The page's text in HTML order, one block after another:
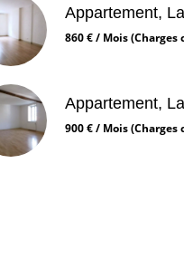
Appartement,
860 € / Mois (Charges
Appartement,
900 € / Mois (Charges